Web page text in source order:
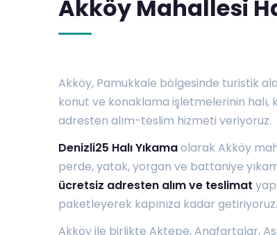
Akköy Mahallesi
Akköy, Pamukkale bölgesinde turistik
konut ve konaklama işletmelerinin
adresten alım-teslim hizmeti veriyoruz.
Denizli25 Halı Yıkamaolarak Akköy
perde, yatak, yorgan ve battaniye
ücretsiz adresten alım ve teslimat
paketleyerek kapınıza kadar getiriyoruz.
Akköy ile birlikte Aktepe,Anafartalar,